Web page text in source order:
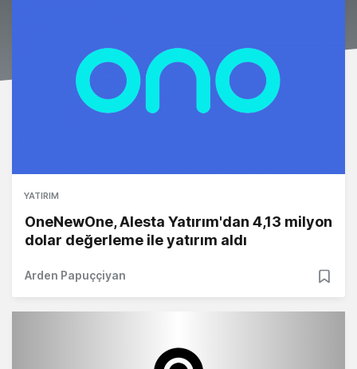
YATIRIM
OneNewOne, Alesta Yatırım'dan 4,13 milyon
dolar değerleme ile yatırım aldı
Arden Papuççiyan